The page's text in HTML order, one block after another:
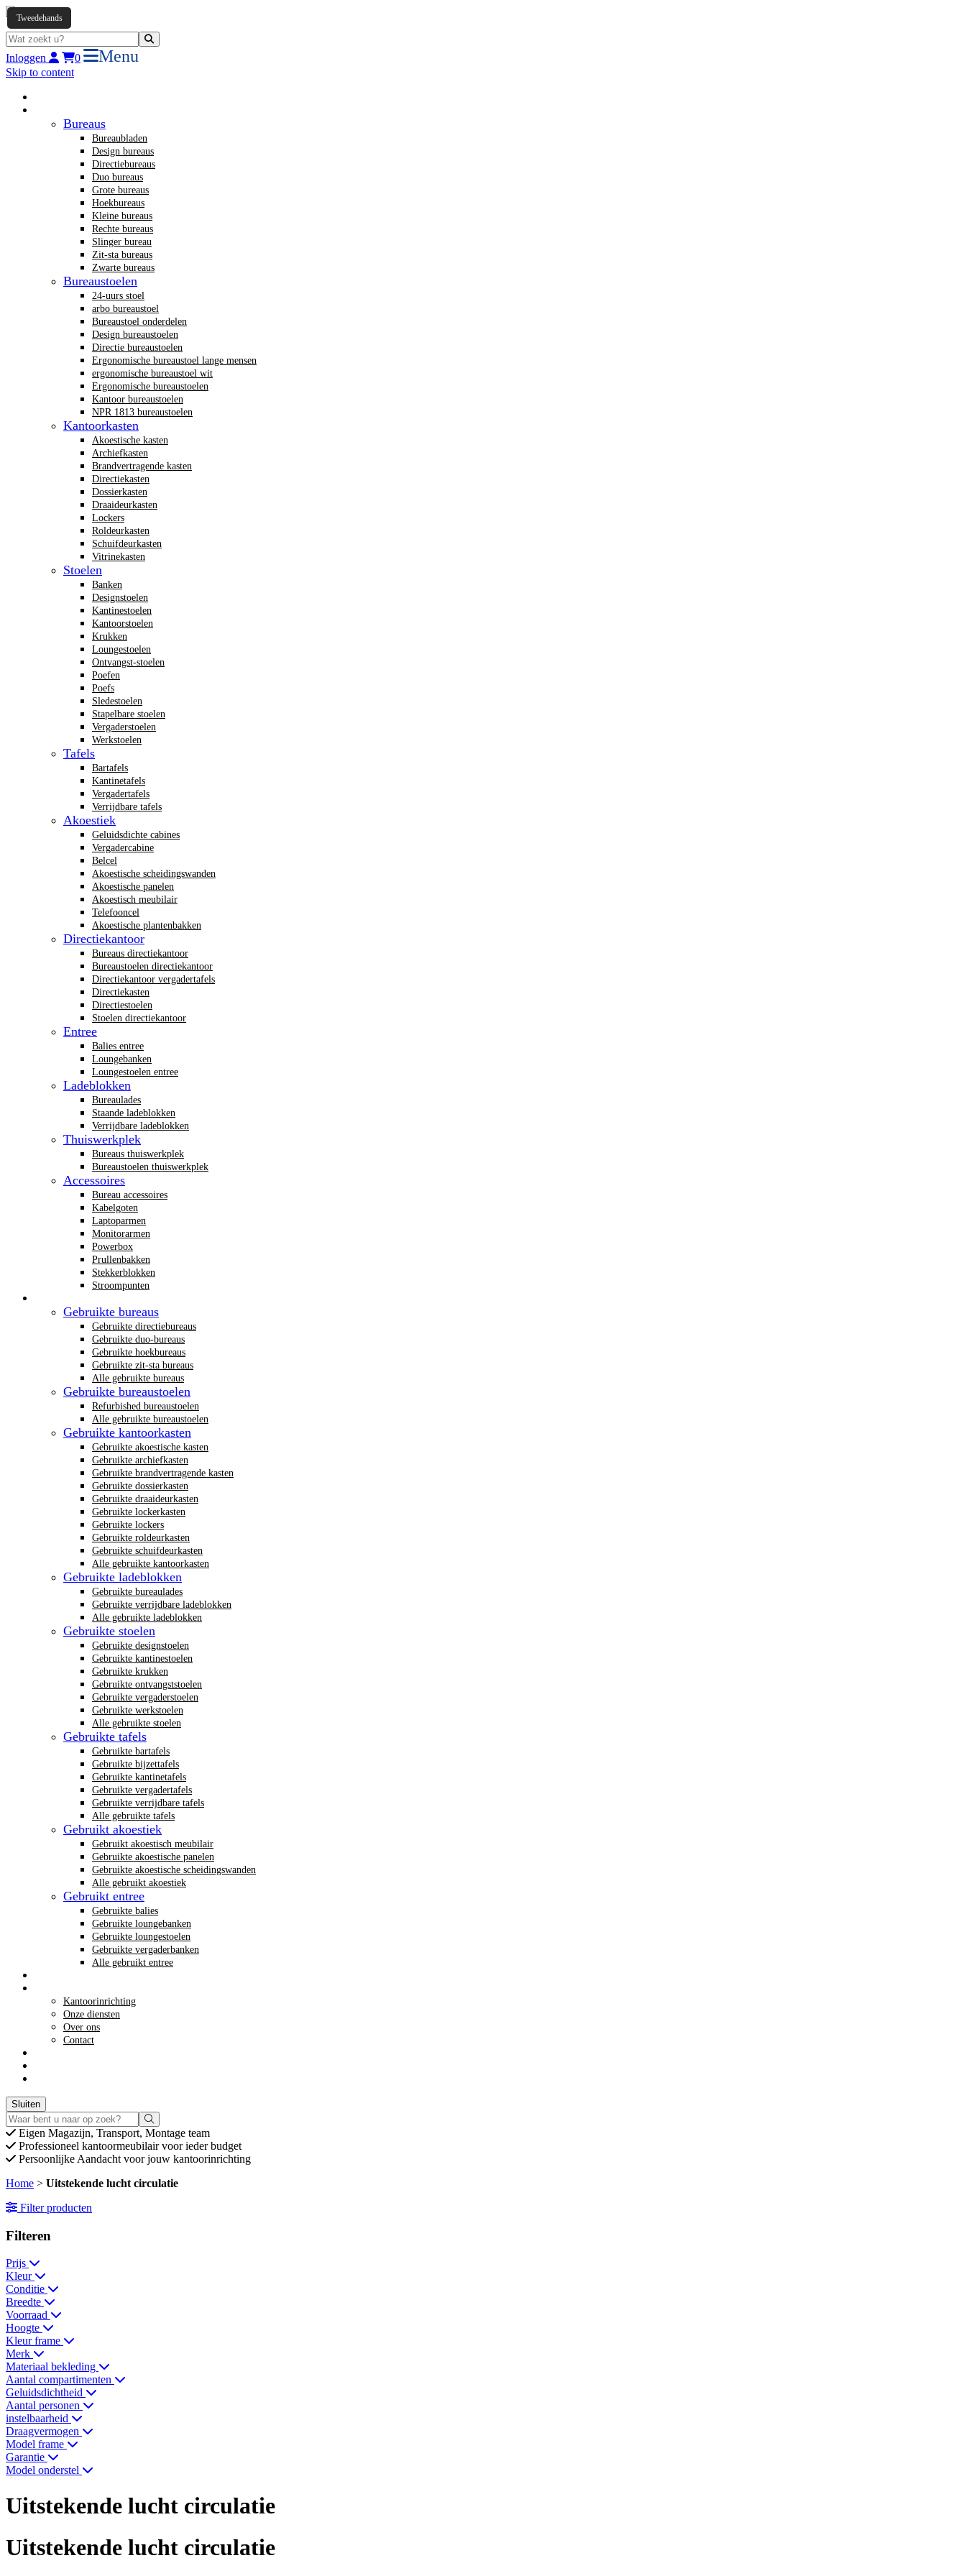
Inloggen 0 Menu
Skip to content
Bureaus
Bureaubladen
Design bureaus
Directiebureaus
Duo bureaus
Grote bureaus
Hoekbureaus
Kleine bureaus
Rechte bureaus
Slinger bureau
Zit-sta bureaus
Zwarte bureaus
Bureaustoelen
24-uurs stoel
arbo bureaustoel
Bureaustoel onderdelen
Design bureaustoelen
Directie bureaustoelen
Ergonomische bureaustoel lange mensen
ergonomische bureaustoel wit
Ergonomische bureaustoelen
Kantoor bureaustoelen
NPR 1813 bureaustoelen
Kantoorkasten
Akoestische kasten
Archiefkasten
Brandvertragende kasten
Directiekasten
Dossierkasten
Draaideurkasten
Lockers
Roldeurkasten
Schuifdeurkasten
Vitrinekasten
Stoelen
Banken
Designstoelen
Kantinestoelen
Kantoorstoelen
Krukken
Loungestoelen
Ontvangst-stoelen
Poefen
Poefs
Sledestoelen
Stapelbare stoelen
Vergaderstoelen
Werkstoelen
Tafels
Bartafels
Kantinetafels
Vergadertafels
Verrijdbare tafels
Akoestiek
Geluidsdichte cabines
Vergadercabine
Belcel
Akoestische scheidingswanden
Akoestische panelen
Akoestisch meubilair
Telefooncel
Akoestische plantenbakken
Directiekantoor
Bureaus directiekantoor
Bureaustoelen directiekantoor
Directiekantoor vergadertafels
Directiekasten
Directiestoelen
Stoelen directiekantoor
Entree
Balies entree
Loungebanken
Loungestoelen entree
Ladeblokken
Bureaulades
Staande ladeblokken
Verrijdbare ladeblokken
Thuiswerkplek
Bureaus thuiswerkplek
Bureaustoelen thuiswerkplek
Accessoires
Bureau accessoires
Kabelgoten
Laptoparmen
Monitorarmen
Powerbox
Prullenbakken
Stekkerblokken
Stroompunten
Gebruikte bureaus
Gebruikte directiebureaus
Gebruikte duo-bureaus
Gebruikte hoekbureaus
Gebruikte zit-sta bureaus
Alle gebruikte bureaus
Gebruikte bureaustoelen
Refurbished bureaustoelen
Alle gebruikte bureaustoelen
Gebruikte kantoorkasten
Gebruikte akoestische kasten
Gebruikte archiefkasten
Gebruikte brandvertragende kasten
Gebruikte dossierkasten
Gebruikte draaideurkasten
Gebruikte lockerkasten
Gebruikte lockers
Gebruikte roldeurkasten
Gebruikte schuifdeurkasten
Alle gebruikte kantoorkasten
Gebruikte ladeblokken
Gebruikte bureaulades
Gebruikte verrijdbare ladeblokken
Alle gebruikte ladeblokken
Gebruikte stoelen
Gebruikte designstoelen
Gebruikte kantinestoelen
Gebruikte krukken
Gebruikte ontvangststoelen
Gebruikte vergaderstoelen
Gebruikte werkstoelen
Alle gebruikte stoelen
Gebruikte tafels
Gebruikte bartafels
Gebruikte bijzettafels
Gebruikte kantinetafels
Gebruikte vergadertafels
Gebruikte verrijdbare tafels
Alle gebruikte tafels
Gebruikt akoestiek
Gebruikt akoestisch meubilair
Gebruikte akoestische panelen
Gebruikte akoestische scheidingswanden
Alle gebruikt akoestiek
Gebruikt entree
Gebruikte balies
Gebruikte loungebanken
Gebruikte loungestoelen
Gebruikte vergaderbanken
Alle gebruikt entree
Kantoorinrichting
Onze diensten
Over ons
Contact
Sluiten
Eigen Magazijn, Transport, Montage team
Professioneel kantoormeubilair voor ieder budget
Persoonlijke Aandacht voor jouw kantoorinrichting
Home > Uitstekende lucht circulatie
Filter producten
Filteren
Prijs
Kleur
Conditie
Breedte
Voorraad
Hoogte
Kleur frame
Merk
Materiaal bekleding
Aantal compartimenten
Geluidsdichtheid
Aantal personen
instelbaarheid
Draagvermogen
Model frame
Garantie
Model onderstel
Uitstekende lucht circulatie
Uitstekende lucht circulatie
Tweedehands